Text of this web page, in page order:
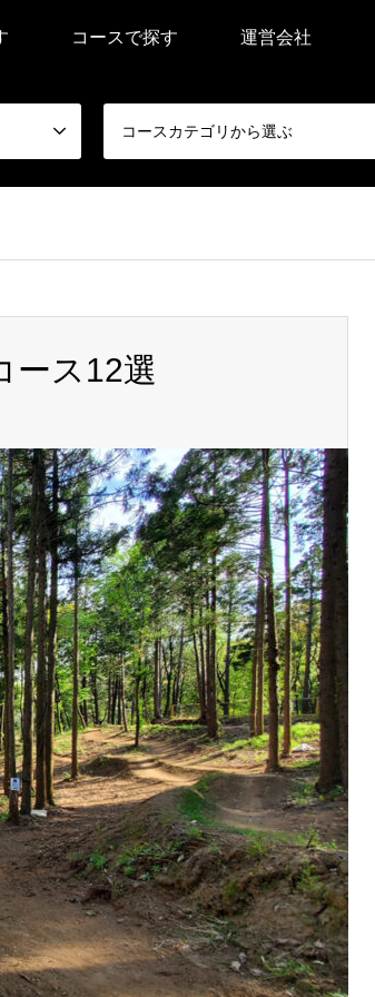
コースで探す 運営会社
コースカテゴリから選ぶ
ース12選